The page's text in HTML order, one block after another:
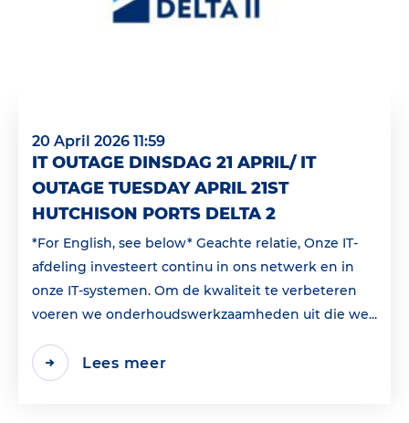
20 April 2026 11:59
IT OUTAGE DINSDAG 21 APRIL/ IT
OUTAGE TUESDAY APRIL 21ST
HUTCHISON PORTS DELTA 2
*For English, see below* Geachte relatie, Onze IT-
afdeling investeert continu in ons netwerk en in
onze IT-systemen. Om de kwaliteit te verbeteren
voeren we onderhoudswerkzaamheden uit die we...
Lees meer